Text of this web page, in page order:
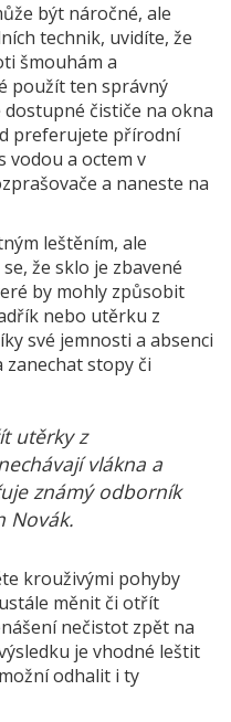
být náročné, ale
technik, uvidíte, že
šmouhám a
použít ten správný
dostupné čističe na okna
preferujete přírodní
vodou a octem v
a naneste na
leštěním, ale
že sklo je zbavené
by mohly způsobit
nebo utěrku z
své jemnosti a absenci
stopy či
utěrky z
vlákna a
známý odborník
Novák.
krouživými pohyby
měnit či otřít
nečistot zpět na
je vhodné leštit
odhalit i ty